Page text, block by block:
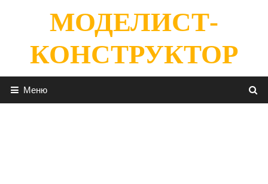
содержимомуМОДЕЛИСТ-
КОНСТРУКТОР
Меню